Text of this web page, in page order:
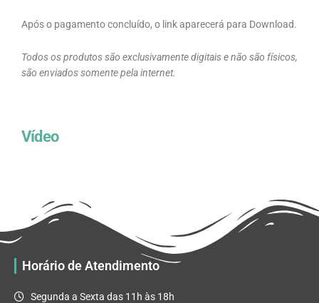
Após o pagamento concluído, o link aparecerá para Download.
Todos os produtos são exclusivamente digitais e não são físicos,
são enviados somente pela internet.
Vídeo
Horário de Atendimento
Segunda a Sexta das 11h às 18h